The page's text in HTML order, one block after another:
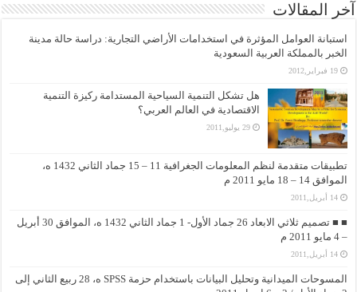
آخر المقالات
استبانة العوامل المؤثرة في استخدامات الأراضي التجارية: دراسة حالة مدينة
الخبر بالمملكة العربية السعودية
19 فبراير,2012
هل تشكل التنمية السياحية المستدامة ركيزة التنمية
الاقتصادية في العالم العربي؟
29 يوليو,2011
تطبيقات متقدمة لنظم المعلومات الجغرافية 11 – 15 جماد الثاني 1432 ه،
الموافق 14 – 18 مايو 2011 م
14 أبريل,2011
■ ■ تصميم ثلاثي الابعاد 26 جماد الأول- 1 جماد الثاني 1432 ه، الموافق 30 أبريل
– 4 مايو 2011 م
14 أبريل,2011
المسوحات الميدانية وتحليل البيانات باستخدام حزمة SPSS ه، 28 ربيع الثاني إلى